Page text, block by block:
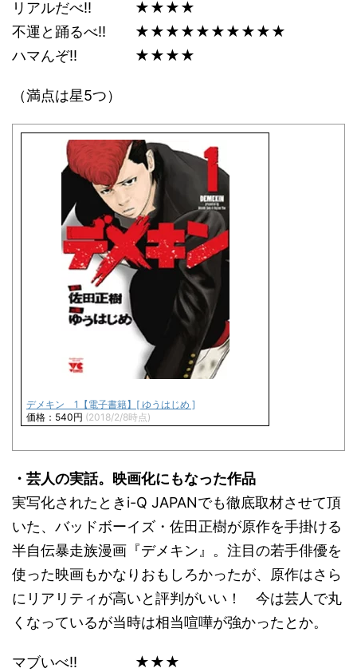
リアルだべ!! ★★★★
不運と踊るべ!! ★★★★★★★★★★
ハマんぞ!! ★★★★
（満点は星5つ）
デメキン 1【電子書籍】[ ゆうはじめ ]
価格：540円 (2018/2/8時点)
・芸人の実話。映画化にもなった作品
実写化されたときi-Q JAPANでも徹底取材させて頂
いた、バッドボーイズ・佐田正樹が原作を手掛ける
半自伝暴走族漫画『デメキン』。注目の若手俳優を
使った映画もかなりおもしろかったが、原作はさら
にリアリティが高いと評判がいい！ 今は芸人で丸
くなっているが当時は相当喧嘩が強かったとか。
マブいべ!! ★★★